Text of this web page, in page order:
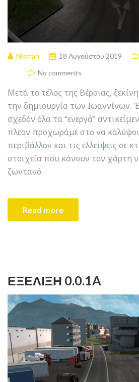
Nisman 18 Αυγούστου 2019
No comments
Μετά το τέλος της Βέροιας,
την δημιουργία των Ιωαννίνων.
σχεδόν όλα τα “ενεργά”
πλεον προχωράμε στο να
περιβάλλον και τις ελλείψεις σε
στοιχεία που κάνουν τον χάρτη
ζωντανό.
Read more
ΕΞΈΛΙΞΗ 0.0.1A